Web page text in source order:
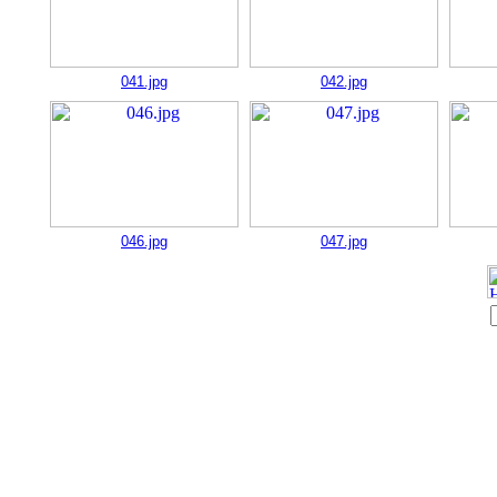
041.jpg 042.jpg
046.jpg 047.jpg